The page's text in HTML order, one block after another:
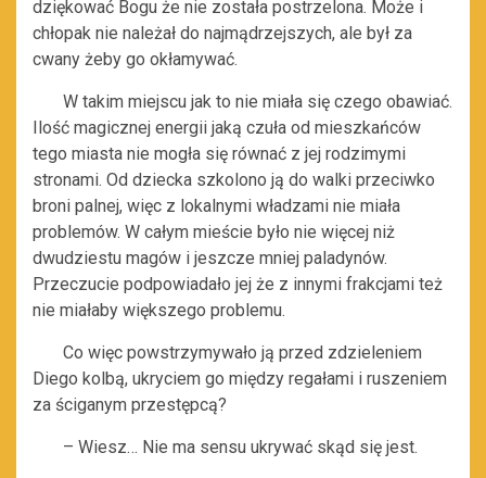
dziękować Bogu że nie została postrzelona. Może i
chłopak nie należał do najmądrzejszych, ale był za
cwany żeby go okłamywać.
W takim miejscu jak to nie miała się czego obawiać.
Ilość magicznej energii jaką czuła od mieszkańców
tego miasta nie mogła się równać z jej rodzimymi
stronami. Od dziecka szkolono ją do walki przeciwko
broni palnej, więc z lokalnymi władzami nie miała
problemów. W całym mieście było nie więcej niż
dwudziestu magów i jeszcze mniej paladynów.
Przeczucie podpowiadało jej że z innymi frakcjami też
nie miałaby większego problemu.
Co więc powstrzymywało ją przed zdzieleniem
Diego kolbą, ukryciem go między regałami i ruszeniem
za ściganym przestępcą?
– Wiesz… Nie ma sensu ukrywać skąd się jest.